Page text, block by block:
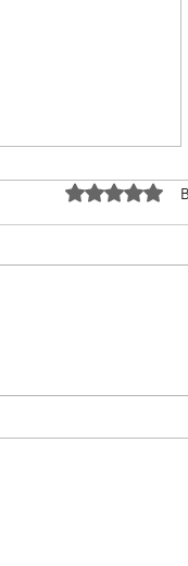
Daya Tarik
Dinilai 0 dari